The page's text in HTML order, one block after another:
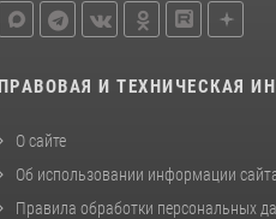
ПРАВОВАЯ И ТЕХНИЧЕСКАЯ
О сайте
Об использовании информации
Правила обработки персональных